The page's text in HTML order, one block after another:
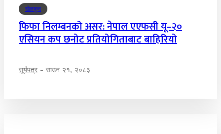
खेलकुद
फिफा निलम्बनको असर: नेपाल एएफसी यू–२०
एसियन कप छनोट प्रतियोगिताबाट बाहिरियो
सूर्यपत्र - साउन २१, २०८३